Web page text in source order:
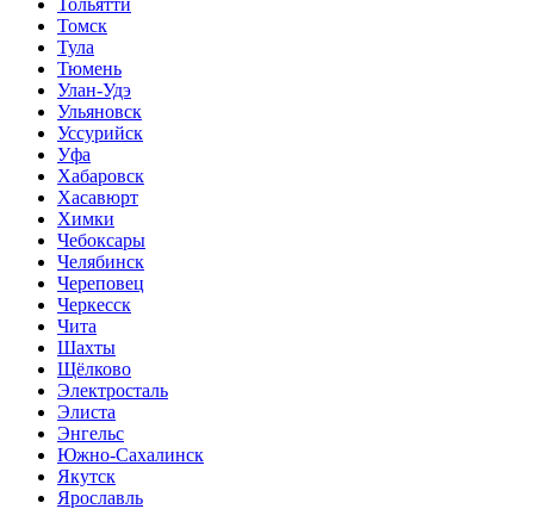
Томск
Тула
Тюмень
Улан-Удэ
Ульяновск
Уссурийск
Уфа
Хабаровск
Хасавюрт
Химки
Чебоксары
Челябинск
Череповец
Черкесск
Чита
Шахты
Щёлково
Электросталь
Элиста
Энгельс
Южно-Сахалинск
Якутск
Ярославль